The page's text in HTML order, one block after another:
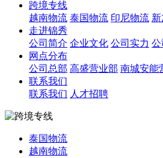
跨境专线
越南物流 泰国物流 印尼物流
走进锦秀
公司简介 企业文化 公司实力 公
网点分布
公司总部 高盛营业部 南城安能
联系我们
联系我们 人才招聘
泰国物流
越南物流